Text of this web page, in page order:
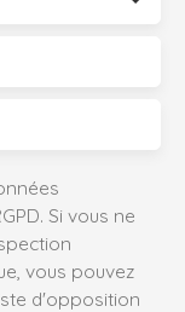
Si vous ne
vous pouvez
d'opposition